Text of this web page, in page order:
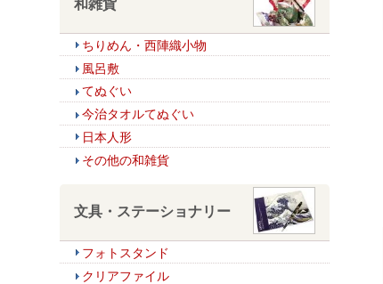
和雑貨
ちりめん・西陣織小物
風呂敷
てぬぐい
今治タオルてぬぐい
日本人形
その他の和雑貨
文具・ステーショナリー
フォトスタンド
クリアファイル